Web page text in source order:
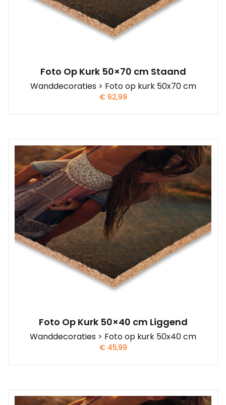
Foto Op Kurk 50×70 cm Staand
Wanddecoraties > Foto op kurk 50x70 cm
€62,99
Foto Op Kurk 50×40 cm Liggend
Wanddecoraties > Foto op kurk 50x40 cm
€45,99